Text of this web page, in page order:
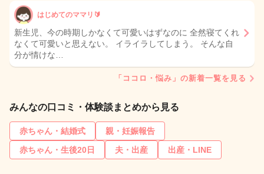
はじめてのママリ🔰
新生児、今の時期しかなくて可愛いはずなのに 全然寝てくれ
なくて可愛いと思えない。 イライラしてしまう。 そんな自
分が情けな…
「ココロ・悩み」の新着一覧を見る
みんなの口コミ・体験談まとめから見る
赤ちゃん・結婚式
親・妊娠報告
赤ちゃん・生後20日
夫・出産 出産・LINE